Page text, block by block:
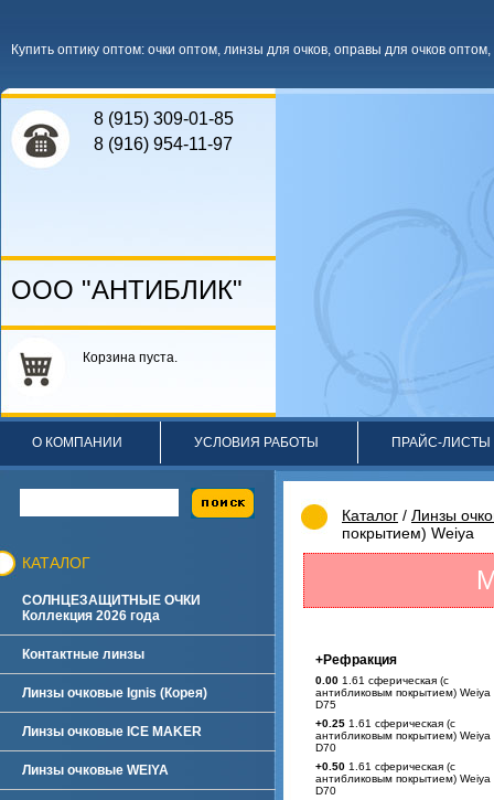
Купить оптику оптом: очки оптом, линзы для очков, оправы для очков оптом,
8 (915) 309-01-85
8 (916) 954-11-97
ООО "АНТИБЛИК"
Корзина пуста.
О КОМПАНИИ УСЛОВИЯ РАБОТЫ ПРАЙС-ЛИСТЫ
КАТАЛОГ
СОЛНЦЕЗАЩИТНЫЕ ОЧКИ
Коллекция 2026 года
Контактные линзы
Линзы очковые Ignis (Корея)
Линзы очковые ICE MAKER
Линзы очковые WEIYA
Каталог / Линзы
покрытием) Weiya
+Рефракция
0.00 1.61 сферическая (с
антибликовым покрытием) Weiya
D75
+0.25 1.61 сферическая (с
антибликовым покрытием) Weiya
D70
+0.50 1.61 сферическая (с
антибликовым покрытием) Weiya
D70